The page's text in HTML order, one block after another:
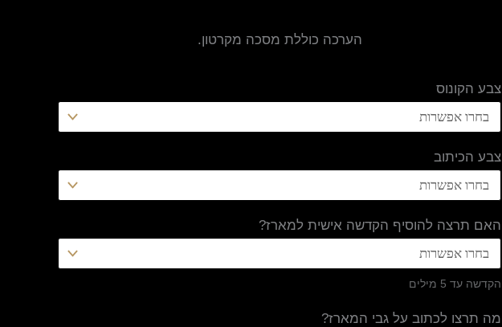
הערכה כוללת מסכה מקרטון.
צבע הקונוס
צבע הכיתוב
האם תרצה להוסיף הקדשה אישית למארז?
הקדשה עד 5 מילים
מה תרצו לכתוב על גבי המארז?